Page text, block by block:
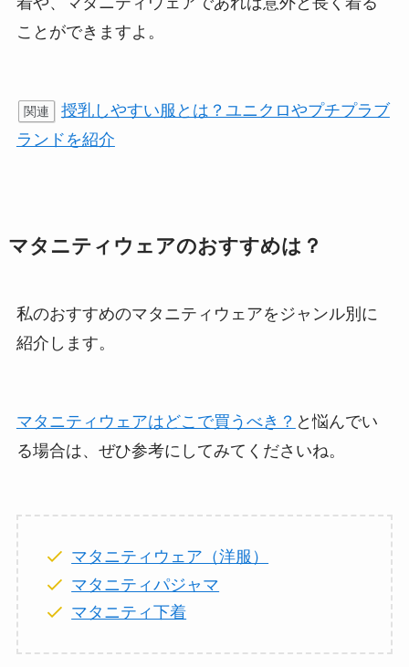
ことができますよ。
関連
授乳しやすい服とは？ユニクロやプチプラブ
ランドを紹介
マタニティウェアのおすすめは？
私のおすすめのマタニティウェアをジャンル別に
紹介します。
マタニティウェアはどこで買うべき？ と悩んでい
る場合は、ぜひ参考にしてみてくださいね。
マタニティウェア（洋服）
マタニティパジャマ
マタニティ下着